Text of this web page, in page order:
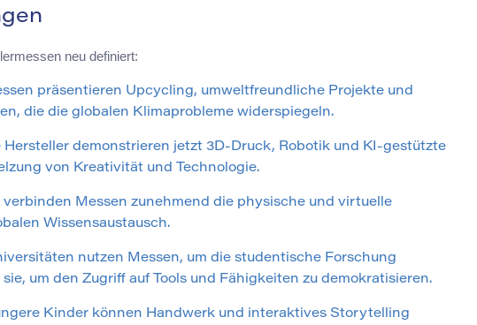
neu definiert:
präsentieren Upcycling, umweltfreundliche Projekte und
die die globalen Klimaprobleme widerspiegeln.
Hersteller demonstrieren jetzt 3D-Druck, Robotik und KI-gestützte
von Kreativität und Technologie.
verbinden Messen zunehmend die physische und virtuelle
Wissensaustausch.
nutzen Messen, um die studentische Forschung
um den Zugriff auf Tools und Fähigkeiten zu demokratisieren.
Kinder können Handwerk und interaktives Storytelling